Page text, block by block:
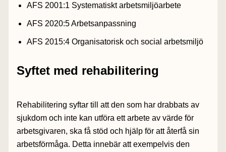
AFS 2001:1 Systematiskt arbetsmiljöarbete
AFS 2020:5 Arbetsanpassning
AFS 2015:4 Organisatorisk och social arbetsmiljö
Syftet med rehabilitering
Rehabilitering syftar till att den som har drabbats av
sjukdom och inte kan utföra ett arbete av värde för
arbetsgivaren, ska få stöd och hjälp för att återfå sin
arbetsförmåga. Detta innebär att exempelvis den